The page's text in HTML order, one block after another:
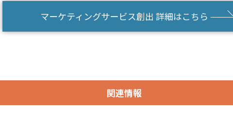
マーケティングサービス創出 詳細はこちら
関連情報